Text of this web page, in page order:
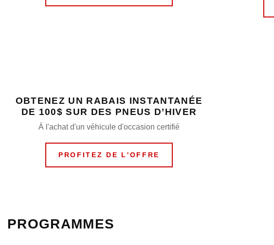
OBTENEZ UN RABAIS INSTANTANÉE
DE 100$ SUR DES PNEUS D’HIVER
À l'achat d'un véhicule d'occasion certifié
PROFITEZ DE L'OFFRE
PROGRAMMES